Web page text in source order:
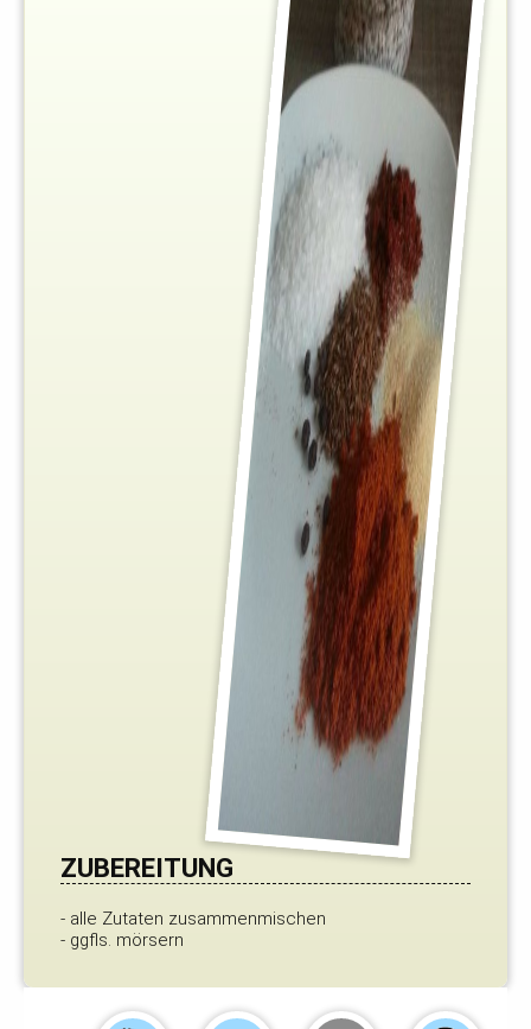
ZUBEREITUNG
- alle Zutaten zusammenmischen
- ggfls. mörsern